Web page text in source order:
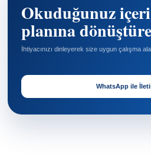
Okuduğunuz
planına
İhtiyacınızı dinleyerek size uygun çalışma
WhatsApp ile